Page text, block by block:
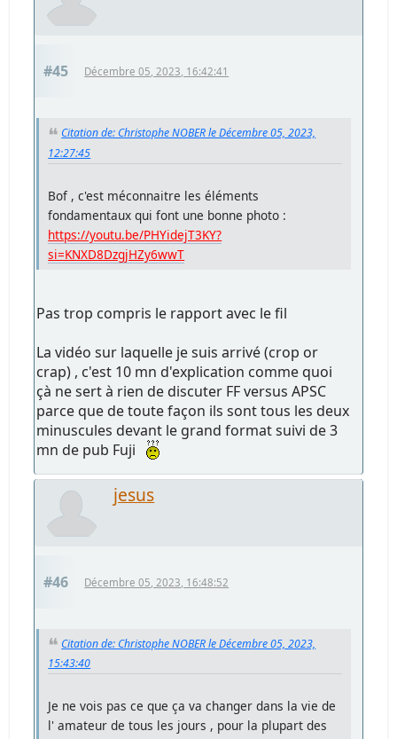
#45 Décembre 05, 2023, 16:42:41
Citation de: Christophe NOBER le Décembre 05, 2023,
12:27:45
Bof , c'est méconnaitre les éléments
fondamentaux qui font une bonne photo :
https://youtu.be/PHYidejT3KY?
si=KNXD8DzgjHZy6wwT
Pas trop compris le rapport avec le fil
La vidéo sur laquelle je suis arrivé (crop or
crap) , c'est 10 mn d'explication comme quoi
çà ne sert à rien de discuter FF versus APSC
parce que de toute façon ils sont tous les deux
minuscules devant le grand format suivi de 3
mn de pub Fuji
jesus
#46 Décembre 05, 2023, 16:48:52
Citation de: Christophe NOBER le Décembre 05, 2023,
15:43:40
Je ne vois pas ce que ça va changer dans la vie de
l' amateur de tous les jours , pour la plupart des